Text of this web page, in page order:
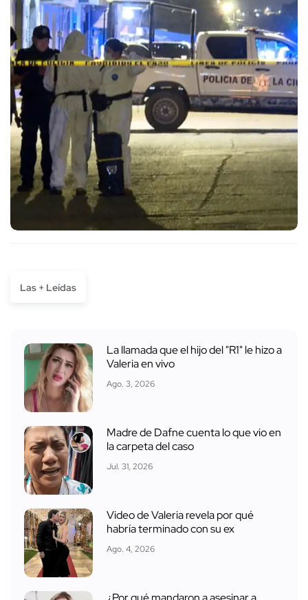
Las + Leídas
La llamada que el hijo del "R1" le hizo a
Valeria en vivo
Ago. 3, 2026
Madre de Dafne cuenta lo que vio en
la carpeta del caso
Jul. 31, 2026
Video de Valeria revela por qué
habría terminado con su ex
Ago. 4, 2026